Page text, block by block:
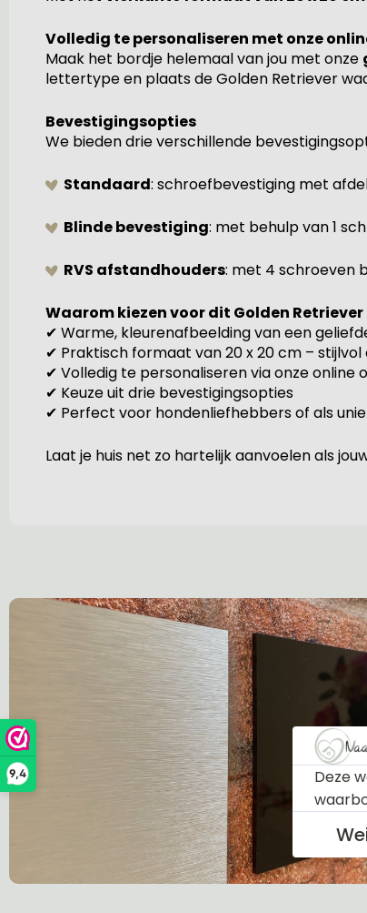
9,4
Volledig te personaliseren met onze
Maak het bordje helemaal van jou met onze
lettertype en plaats de Golden Retriever
Bevestigingsopties
We bieden drie verschillende
Standaard: schroefbevestiging met
Blinde bevestiging: met behulp van 1
RVS afstandhouders: met 4 schroeven
Waarom kiezen voor dit Golden
✔ Warme, kleurenafbeelding van een
✔ Praktisch formaat van 20 x 20 cm –
✔ Volledig te personaliseren via onze online
✔ Keuze uit drie bevestigingsopties
✔ Perfect voor hondenliefhebbers of als
Laat je huis net zo hartelijk aanvoelen als
Deze